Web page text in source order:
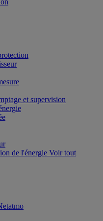
et supervision
de l'énergie Voir tout